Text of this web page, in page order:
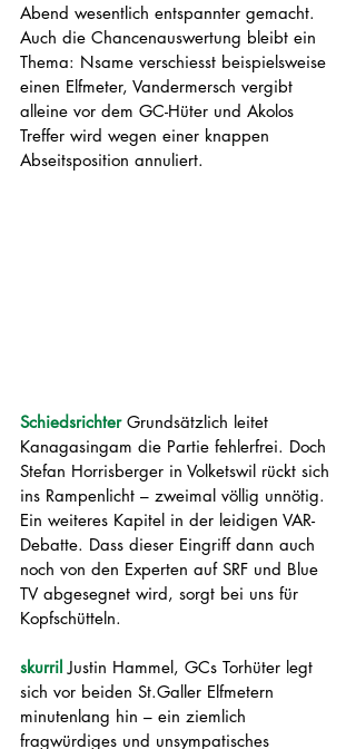
Abend wesentlich entspannter gemacht.
Auch die Chancenauswertung bleibt ein
Thema: Nsame verschiesst beispielsweise
einen Elfmeter, Vandermersch vergibt
alleine vor dem GC-Hüter und Akolos
Treffer wird wegen einer knappen
Abseitsposition annuliert.
Schiedsrichter Grundsätzlich leitet
Kanagasingam die Partie fehlerfrei. Doch
Stefan Horrisberger in Volketswil rückt sich
ins Rampenlicht – zweimal völlig unnötig.
Ein weiteres Kapitel in der leidigen VAR-
Debatte. Dass dieser Eingriff dann auch
noch von den Experten auf SRF und Blue
TV abgesegnet wird, sorgt bei uns für
Kopfschütteln.
skurril Justin Hammel, GCs Torhüter legt
sich vor beiden St.Galler Elfmetern
minutenlang hin – ein ziemlich
fragwürdiges und unsympatisches